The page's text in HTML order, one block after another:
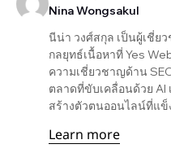
Nina Wongsakul
นีน่า วงศ์สกุล เป็นผู้เชี่ย
กลยุทธ์เนื้อหาที่ Yes
ความเชี่ยวชาญด้าน
ตลาดที่ขับเคลื่อนด้วย AI
สร้างตัวตนออนไลน์ที่แข็
Learn more